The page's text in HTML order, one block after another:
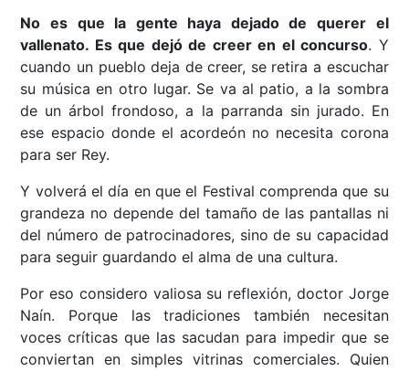
No es que la gente haya dejado de querer el
vallenato. Es que dejó de creer en el concurso. Y
cuando un pueblo deja de creer, se retira a escuchar
su música en otro lugar. Se va al patio, a la sombra
de un árbol frondoso, a la parranda sin jurado. En
ese espacio donde el acordeón no necesita corona
para ser Rey.
Y volverá el día en que el Festival comprenda que su
grandeza no depende del tamaño de las pantallas ni
del número de patrocinadores, sino de su capacidad
para seguir guardando el alma de una cultura.
Por eso considero valiosa su reflexión, doctor Jorge
Naín. Porque las tradiciones también necesitan
voces críticas que las sacudan para impedir que se
conviertan en simples vitrinas comerciales. Quien